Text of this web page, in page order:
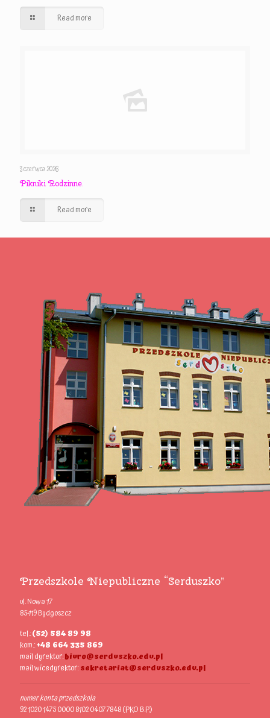
Read more
3 czerwca 2026
Pikniki Rodzinne.
Read more
Przedszkole Niepubliczne “Serduszko”
ul. Nowa 17
85-119 Bydgoszcz
tel.:(52) 584 89 98
kom.:+48 664 335 869
mail dyrektor:biuro@serduszko.edu.pl
mail wicedyrektor:sekretariat@serduszko.edu.pl
numer konta przedszkola
92 1020 1475 0000 8102 0407 7848 (PKO B.P.)